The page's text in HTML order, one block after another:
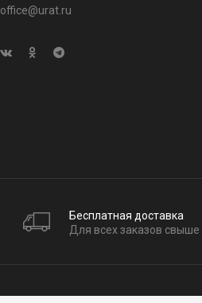
office@urat.ru
Бесплатная доставка
Для всех заказов свыше